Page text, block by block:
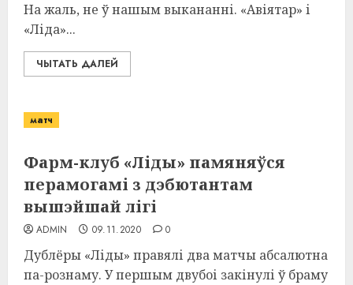
На жаль, не ў нашым выкананні. «Авіятар» і
«Ліда»...
ЧЫТАТЬ ДАЛЕЙ
матч
Фарм-клуб «Ліды» памяняўся
перамогамі з дэбютантам
вышэйшай лігі
ADMIN 09.11.2020 0
Дублёры «Ліды» правялі два матчы абсалютна
па-рознаму. У першым двубоі закінулі ў браму